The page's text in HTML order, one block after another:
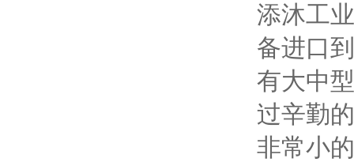
添沐工
备进口
有大中
过辛勤
非常小